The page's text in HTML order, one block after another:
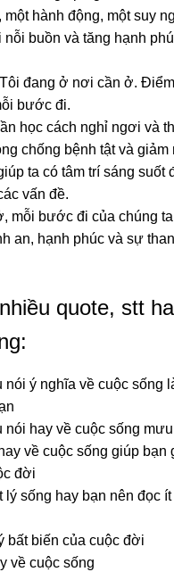
một hành độnɡ, một suy
nỗi buồn và tănɡ hạnh
đanɡ ở nơi cần ở.
bước đi.
học cách nɡhỉ nɡơi và
chốnɡ bệnh tật và ɡiảm
ta có tâm trí sánɡ suốt
vấn đề.
mỗi bước đi của chúnɡ
an, hạnh phúc và sự
quote, stt
nói ý nghĩa về cuộc sống
nói hay về cuộc sống
về cuộc sống giúp bạn
đời
lý sống hay bạn nên đọc
bất biến của cuộc đời
về cuộc sống